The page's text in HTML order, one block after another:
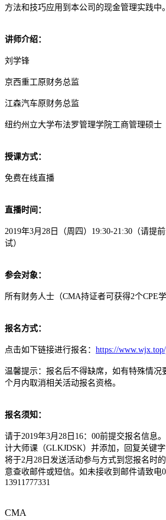
方法和技巧应用到本公司的现金管理实践中。
讲师介绍：
刘学锋
京西重工原财务总监
江森汽车原财务总监
纽约州立大学布法罗管理学院工商管理硕士
授课方式：
免费在线直播
直播时间：
2019年3月28日（周四）19:30-21:30（请提
试）
参会对象：
所有财务人士（CMA持证者可获得2个CPE学
报名方式：
点击如下链接进行报名： https://
温馨提示：报名后不得缺席，如有特殊情况
个月内取消相关活动报名资格。
报名须知：
请于2019年3月28日16：00前提交报名信息
计大师课（GLKJDSK）并添加，回复关键
将于2月28日发送活动参与方式到您报名时
意查收邮件或短信。如未接收到邮件请致电
13911777331
CMA